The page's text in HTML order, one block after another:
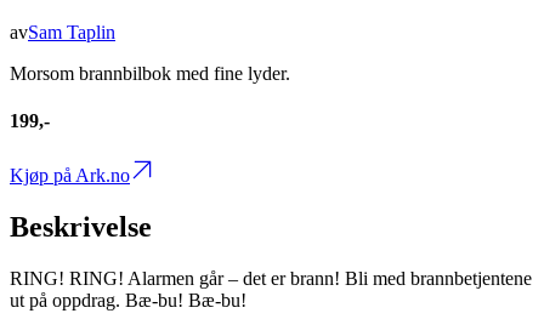
avSam Taplin
Morsom brannbilbok med fine lyder.
199,-
Kjøp på Ark.no
Beskrivelse
RING! RING! Alarmen går – det er brann! Bli med brannbetjentene
ut på oppdrag. Bæ-bu! Bæ-bu!